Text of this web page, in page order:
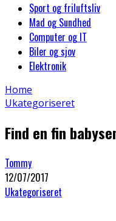
Sport og friluftsliv
Mad og Sundhed
Computer og IT
Biler og sjov
Elektronik
Home
Ukategoriseret
Find en fin
Tommy
12/07/2017
Ukategoriseret